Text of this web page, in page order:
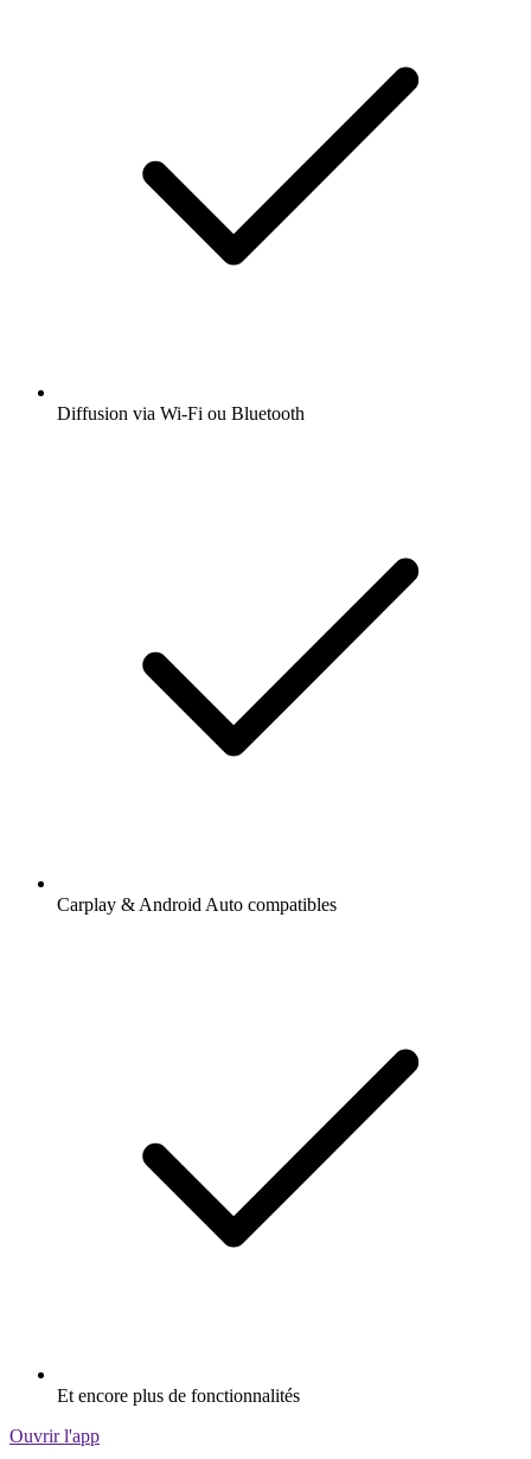
Diffusion via Wi-Fi ou Bluetooth
Carplay & Android Auto compatibles
Et encore plus de fonctionnalités
Ouvrir l'app